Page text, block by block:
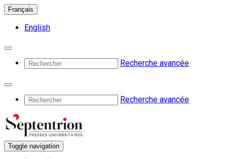
Français
English
Recherche avancée
Recherche avancée
Toggle navigation